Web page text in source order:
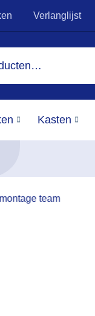
Verlanglijst
Kasten
team